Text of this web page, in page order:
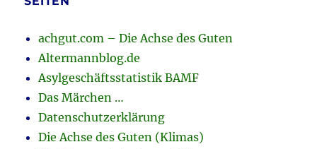
achgut.com – Die Achse des Guten
Altermannblog.de
Asylgeschäftsstatistik BAMF
Das Märchen …
Datenschutzerklärung
Die Achse des Guten (Klimas)